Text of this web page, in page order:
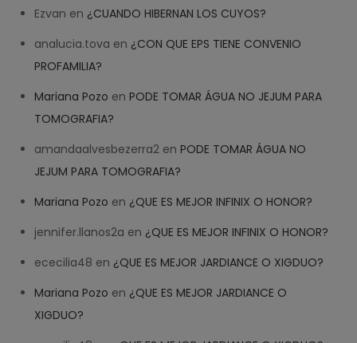
Ezvan en ¿CUANDO HIBERNAN LOS CUYOS?
analucia.tova en ¿CON QUE EPS TIENE CONVENIO
PROFAMILIA?
Mariana Pozo enPODE TOMAR ÁGUA NO JEJUM PARA
TOMOGRAFIA?
amandaalvesbezerra2 enPODE TOMAR ÁGUA NO
JEJUM PARA TOMOGRAFIA?
Mariana Pozo en ¿QUE ES MEJOR INFINIX O HONOR?
jennifer.llanos2a en ¿QUE ES MEJOR INFINIX O HONOR?
ececilia48 en ¿QUE ES MEJOR JARDIANCE O XIGDUO?
Mariana Pozo en ¿QUE ES MEJOR JARDIANCE O
XIGDUO?